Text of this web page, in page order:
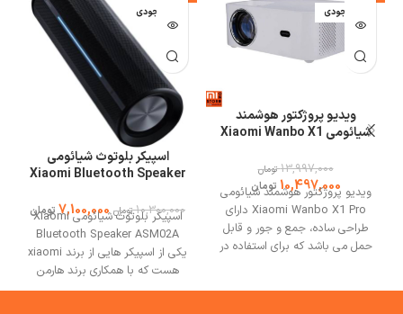
اتمام موجودی
ویدیو پروژکتور هوشمند
شیائومی Xiaomi Wanbo X1
13,997,000 تومان
10,497,000 تومان
ویدیو پروژکتور هوشمند شیائومی
Xiaomi Wanbo X1 Pro دارای
طراحی ساده، جمع و جور و قابل
حمل می باشد که برای استفاده در
اتمام موجودی
اسپیکر بلوتوث شیائومی
Xiaomi Bluetooth Speaker
10,300,000 تومان 7,100,000تومان
اسپیکر بلوتوث شیائومی Xiaomi
Bluetooth Speaker ASM02A
یکی از اسپیکر هایی از برند xiaomi
هست که با همکاری برند هارمن
تهیه و توزیع شده است در ادامه به